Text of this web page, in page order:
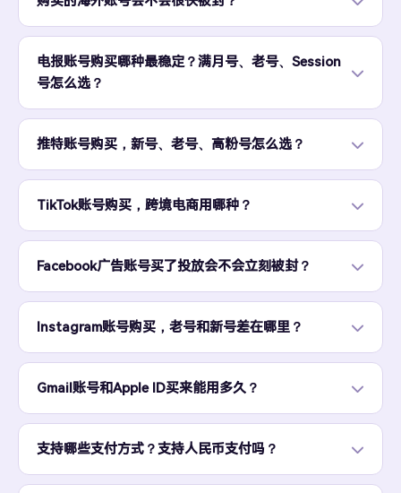
电报账号购买哪种最稳定？满月号、老号、Session
号怎么选？
推特账号购买，新号、老号、高粉号怎么选？
TikTok账号购买，跨境电商用哪种？
Facebook广告账号买了投放会不会立刻被封？
Instagram账号购买，老号和新号差在哪里？
Gmail账号和Apple ID买来能用多久？
支持哪些支付方式？支持人民币支付吗？